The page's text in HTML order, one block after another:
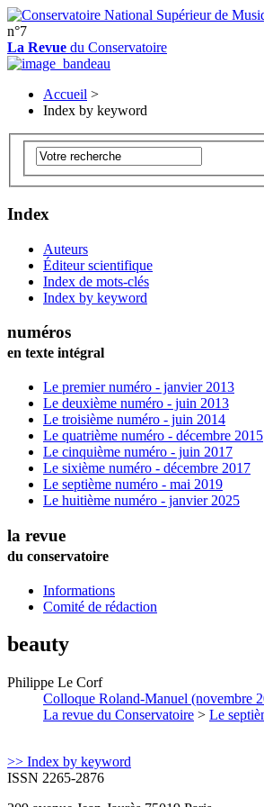
n°7
La Revue du Conservatoire
Accueil >
Index by keyword
Index
Auteurs
Éditeur scientifique
Index de mots-clés
Index by keyword
numéros
en texte intégral
Le premier numéro - janvier 2013
Le deuxième numéro - juin 2013
Le troisième numéro - juin 2014
Le quatrième numéro - décembre 2015
Le cinquième numéro - juin 2017
Le sixième numéro - décembre 2017
Le septième numéro - mai 2019
Le huitième numéro - janvier 2025
la revue
du conservatoire
Informations
Comité de rédaction
beauty
Philippe Le Corf
Colloque Roland-Manuel (novembre
La revue du Conservatoire > Le
>> Index by keyword
ISSN 2265-2876